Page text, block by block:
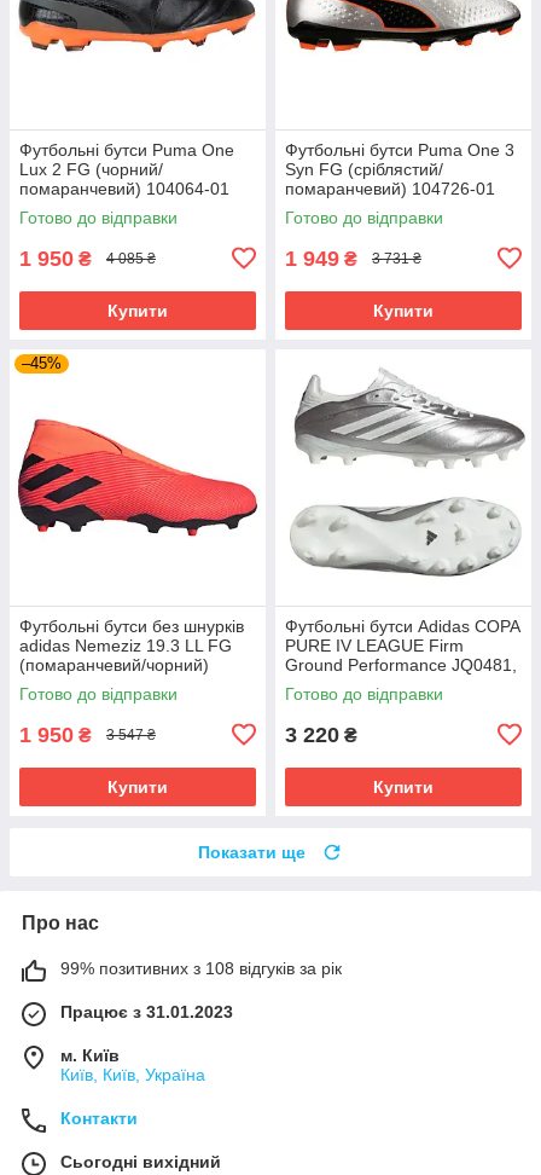
Футбольні бутси Puma One
Lux 2 FG (чорний/
помаранчевий) 104064-01
Розмір EU: 44
Готово до відправки
1 950 ₴ 4 085 ₴
Купити
Футбольні бутси Puma One 3
Syn FG (сріблястий/
помаранчевий) 104726-01
Розмір EU: 46
Готово до відправки
1 949 ₴ 3 731 ₴
Купити
–45%
Футбольні бутси без шнурків
adidas Nemeziz 19.3 LL FG
(помаранчевий/чорний)
EH1092 Розмір EU: 45
Готово до відправки
1 950 ₴ 3 547 ₴
Купити
Футбольні бутси Adidas COPA
PURE IV LEAGUE Firm
Ground Performance JQ0481,
Срібло, Розмір (EU) - 39 1/3
Готово до відправки
3 220 ₴
Купити
Показати ще
Про нас
99% позитивних з 108 відгуків за рік
Працює з 31.01.2023
м. Київ
Київ, Київ, Україна
Контакти
Сьогодні вихідний